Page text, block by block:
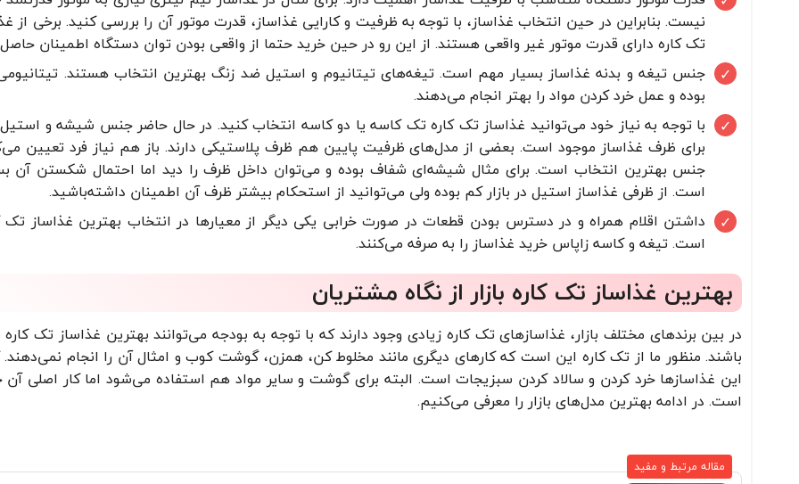
نیست. بنابراین در حین انتخاب غذاساز، با توجه به ظرفیت و کارایی غذاساز، قدرت موتور آن را بررسی کنید. برخی از
تک کاره دارای قدرت موتور غیر واقعی هستند. از این رو در حین خرید حتما از واقعی بودن توان دستگاه اطمینان
جنس تیغه و بدنه غذاساز بسیار مهم است. تیغه‌های تیتانیوم و استیل ضد زنگ بهترین انتخاب هستند.
بوده و عمل خرد کردن مواد را بهتر انجام می‌دهند.
با توجه به نیاز خود می‌توانید غذاساز تک کاره تک کاسه یا دو کاسه انتخاب کنید. در حال حاضر جنس شیشه و
برای ظرف غذاساز موجود است. بعضی از مدل‌های ظرفیت پایین هم ظرف پلاستیکی دارند. باز هم نیاز فرد تعیین
جنس بهترین انتخاب است. برای مثال شیشه‌ای شفاف بوده و می‌توان داخل ظرف را دید اما احتمال شکستن آن
است. از ظرفی غذاساز استیل در بازار کم بوده ولی می‌توانید از استحکام بیشتر ظرف آن اطمینان داشته‌باشید.
داشتن اقلام همراه و در دسترس بودن قطعات در صورت خرابی یکی دیگر از معیارها در انتخاب بهترین غذاساز تک
است. تیغه و کاسه زاپاس خرید غذاساز را به صرفه می‌کنند.
بهترین غذاساز تک کاره بازار از نگاه مشتریان
در بین برندهای مختلف بازار، غذاسازهای تک کاره زیادی وجود دارند که با توجه به بودجه می‌توانند بهترین غذاساز تک
باشند. منظور ما از تک کاره این است که کارهای دیگری مانند مخلوط کن، همزن، گوشت کوب و امثال آن را انجام نمی‌دهند.
این غذاسازها خرد کردن و سالاد کردن سبزیجات است. البته برای گوشت و سایر مواد هم استفاده می‌شود اما کار اصلی آن
است. در ادامه بهترین مدل‌های بازار را معرفی می‌کنیم.
مقاله مرتبط و مفید